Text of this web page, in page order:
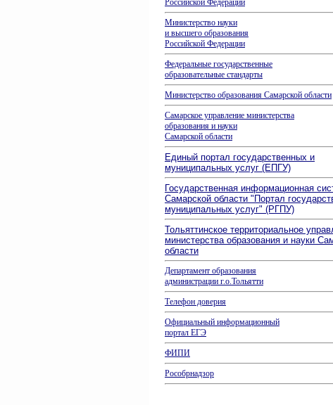
Министерство науки
и высшего образования
Российской Федерации
Федеральные государственные
образовательные стандарты
Министерство образования Самарской области
Самарское управление министерства
образования и науки
Самарской области
Единый портал государственных и
муниципальных услуг (ЕПГУ)
Государственная информационная
Самарской области "Портал
муниципальных услуг" (РГПУ)
Тольяттинское территориальное
министерства образования и науки
области
Департамент образования
администрации г.о.Тольятти
Телефон доверия
Официальный информационный
портал ЕГЭ
ФИПИ
Рособрнадзор